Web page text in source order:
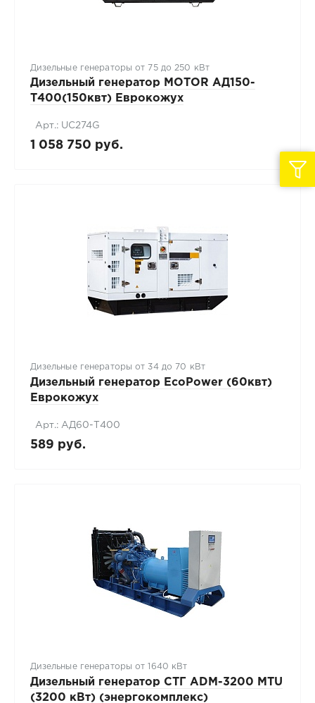
Дизельные генераторы от 75 до 250 кВт
Дизельный генератор MOTOR АД150-
T400(150квт) Еврокожух
Арт.: UC274G
1 058 750 руб.
Дизельные генераторы от 34 до 70 кВт
Дизельный генератор EcoPower (60квт)
Еврокожух
Арт.: АД60-T400
589 руб.
Дизельные генераторы от 1640 кВт
Дизельный генератор СТГ ADM-3200 MTU
(3200 кВт) (энергокомплекс)